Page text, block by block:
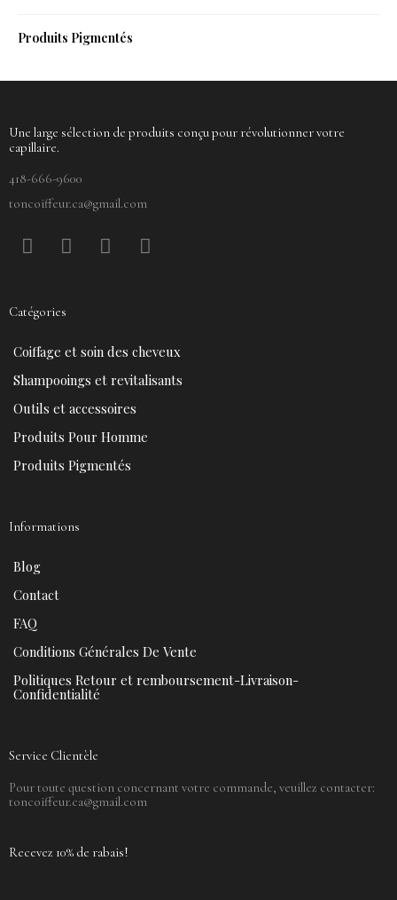
Produits Pigmentés
Une large sélection de produits conçu pour révolutionner votre
capillaire.
418-666-9600
toncoiffeur.ca@gmail.com
F
a
b
o
o
k
P
i
e
e
s
t
Y
o
b
e
I
n
r
a
Catégories
Coiffage et soin des cheveux
Shampooings et revitalisants
Outils et accessoires
Produits Pour Homme
Produits Pigmentés
Informations
Blog
Contact
FAQ
Conditions Générales De Vente
Politiques Retour et remboursement-Livraison-
Confidentialité
Service Clientèle
Pour toute question concernant votre commande, veuillez contacter:
toncoiffeur.ca@gmail.com
Recevez 10% de rabais!